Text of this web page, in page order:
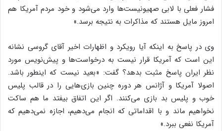
فشار فعلی با لابی صهیونیست‌ها وارد می‌شود و خود مردم آمریکا هم
امروز مایل هستند که مذاکرات به نتیجه برسد.»
وی در پاسخ به اینکه آیا رویکرد و اظهارات اخیر آقای گروسی نشانه
این است که آمریکا قرار نیست به درخواست‌ها و پیش‌نویس مورد
نظر ایران پاسخ مثبت بدهد؟ گفت: «بعید نیست که اینطور باشد.
اصولا آمریکا و آژانس هر دوره چنین بازی‌هایی را در قالب پلیس
خوب و پلیس بد بازی می‌کنند. اگر این اتفاق بیفتد ما هم ساکت
نخواهیم ماند و با اقداماتی که انجام می‌دهیم، اجازه نمی‌دهیم که
آمریکا نفعی ببرد.»